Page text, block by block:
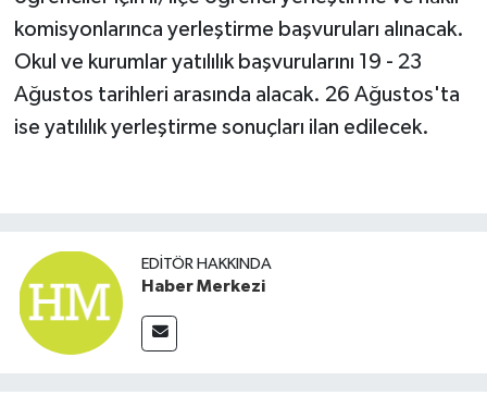
komisyonlarınca yerleştirme başvuruları alınacak.
Okul ve kurumlar yatılılık başvurularını 19 - 23
Ağustos tarihleri arasında alacak. 26 Ağustos'ta
ise yatılılık yerleştirme sonuçları ilan edilecek.
EDITÖR HAKKINDA
Haber Merkezi